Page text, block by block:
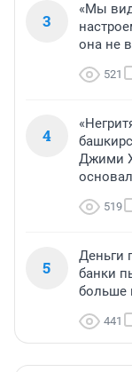
3
«Мы
она не
521
4
Джими
519
5
Деньги
банки
больше
441